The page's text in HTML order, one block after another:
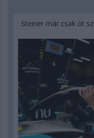
Steiner már csak öt